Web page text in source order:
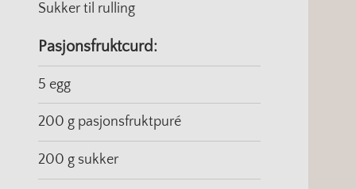
Sukker til rulling
Pasjonsfruktcurd:
5 egg
200 g pasjonsfruktpuré
200 g sukker